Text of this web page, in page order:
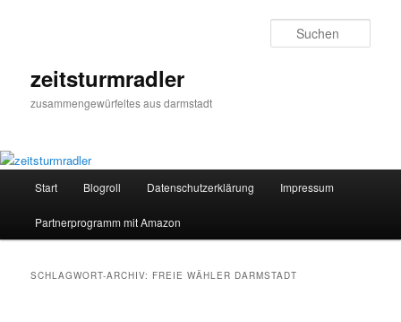
zeitsturmradler
zusammengewürfeltes aus darmstadt
Start Blogroll Datenschutzerklärung Impressum
Partnerprogramm mit Amazon
SCHLAGWORT-ARCHIV: FREIE WÄHLER DARMSTADT